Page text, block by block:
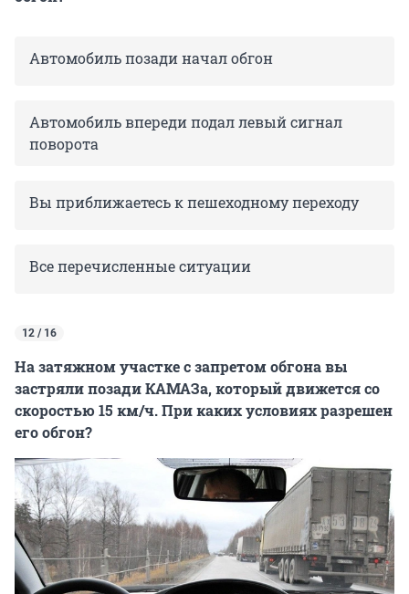
Автомобиль позади начал обгон
Автомобиль впереди подал левый сигнал
поворота
Вы приближаетесь к пешеходному переходу
Все перечисленные ситуации
12 / 16
На затяжном участке с запретом обгона вы
застряли позади КАМАЗа, который движется со
скоростью 15 км/ч. При каких условиях разрешен
его обгон?